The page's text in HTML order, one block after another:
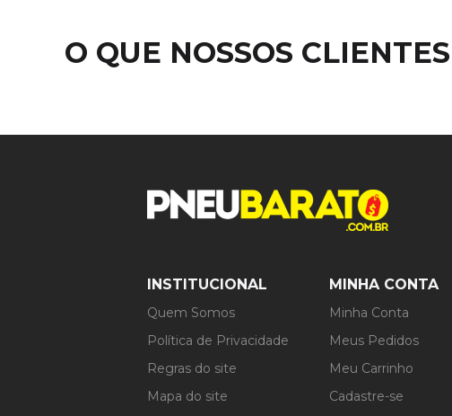
O QUE NOSSOS
INSTITUCIONAL
Quem Somos
Política de Privacidade
Regras do site
Mapa do site
MINHA CONTA
Minha Conta
Meus Pedidos
Meu Carrinho
Cadastre-se